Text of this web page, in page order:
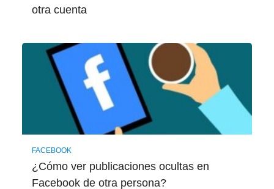
otra cuenta
FACEBOOK
¿Cómo ver publicaciones ocultas en
Facebook de otra persona?